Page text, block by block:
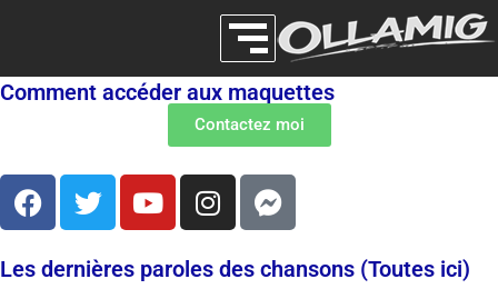
Les maquettes d’Ollamig
Comment accéder aux maquettes
Contactez moi
Les dernières paroles des chansons (Toutes ici)